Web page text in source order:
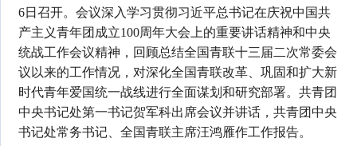
6日召开。会议深入学习贯彻习近平总书记在庆祝中国共
产主义青年团成立100周年大会上的重要讲话精神和中央
统战工作会议精神，回顾总结全国青联十三届二次常委会
议以来的工作情况，对深化全国青联改革、巩固和扩大新
时代青年爱国统一战线进行全面谋划和研究部署。共青团
中央书记处第一书记贺军科出席会议并讲话，共青团中央
书记处常务书记、全国青联主席汪鸿雁作工作报告。